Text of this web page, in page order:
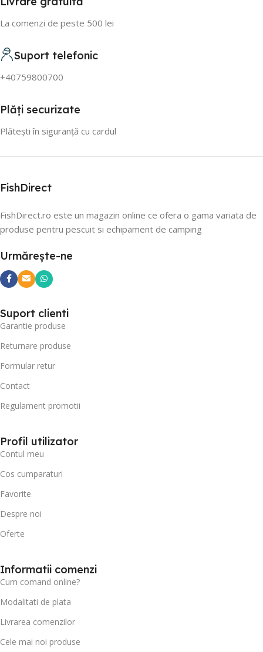
La comenzi de peste 500 lei
Suport telefonic
+40759800700
Plăți securizate
Plătești în siguranță cu cardul
FishDirect
FishDirect.ro este un magazin online ce ofera o gama variata de
produse pentru pescuit si echipament de camping
Urmărește-ne
Suport clienti
Garantie produse
Returnare produse
Formular retur
Contact
Regulament promotii
Profil utilizator
Contul meu
Cos cumparaturi
Favorite
Despre noi
Oferte
Informatii comenzi
Cum comand online?
Modalitati de plata
Livrarea comenzilor
Cele mai noi produse